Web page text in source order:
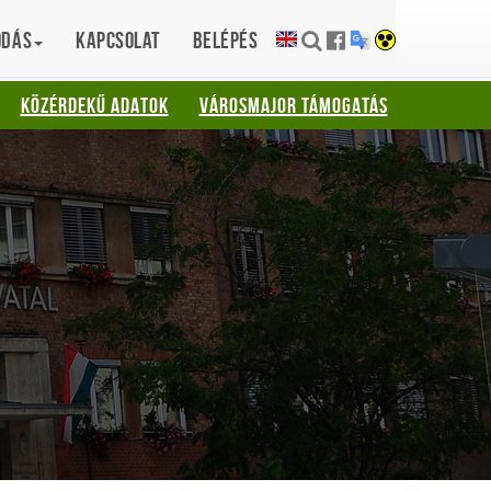
Kapcsolat Belépés
KÖZÉRDEKŰ ADATOK VÁROSMAJOR TÁMOGATÁS